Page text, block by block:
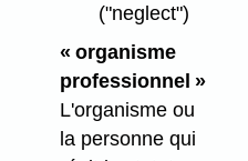
("neglect")
« organisme
professionnel »
L'organisme ou
la personne qui